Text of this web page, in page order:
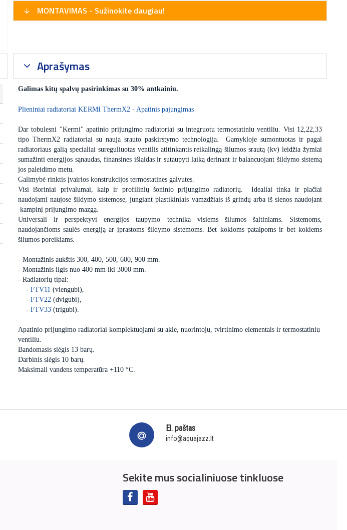
MONTAVIMAS - Sužinokite daugiau!
Aprašymas
Galimas kitų spalvų pasirinkimas su 30% antkainiu.
Plieniniai radiatoriai KERMI ThermX2 - Apatinis pajungimas
Dar tobulesni "Kermi" apatinio prijungimo radiatoriai su integruotu termostatiniu ventiliu. Visi 12,22,33
tipo ThermX2 radiatoriai su nauja srauto paskirstymo technologija. Gamykloje sumontuotas ir pagal
radiatoriaus galią specialiai sureguliuotas ventilis atitinkantis reikalingą šilumos srautą (kv) leidžia žymiai
sumažinti energijos sąnaudas, finansines išlaidas ir sutaupyti laiką derinant ir balancuojant šildymo sistemą
jos paleidimo metu.
Galimybė rinktis įvairios konstrukcijos termostatines galvutes.
Visi išoriniai privalumai, kaip ir profilinių šoninio prijungimo radiatorių. Idealiai tinka ir plačiai
naudojami naujose šildymo sistemose, jungiant plastikiniais vamzdžiais iš grindų arba iš sienos naudojant
kampinį prijungimo mazgą.
Universali ir perspektyvi energijos taupymo technika visiems šilumos šaltiniams. Sistemoms,
naudojančioms saulės energiją ar įprastoms šildymo sistemoms. Bet kokioms patalpoms ir bet kokiems
šilumos poreikiams.
- Montažinis aukštis 300, 400, 500, 600, 900 mm.
- Montažinis ilgis nuo 400 mm iki 3000 mm.
- Radiatorių tipai:
- FTV11 (viengubi),
- FTV22 (dvigubi),
- FTV33 (trigubi).
Apatinio prijungimo radiatoriai komplektuojami su akle, nuorintoju, tvirtinimo elementais ir termostatiniu
ventiliu.
Bandomasis slėgis 13 barų.
Darbinis slėgis 10 barų.
Maksimali vandens temperatūra +110 °C.
El. paštas
info@aquajazz.lt
Sekite mus socialiniuose tinkluose